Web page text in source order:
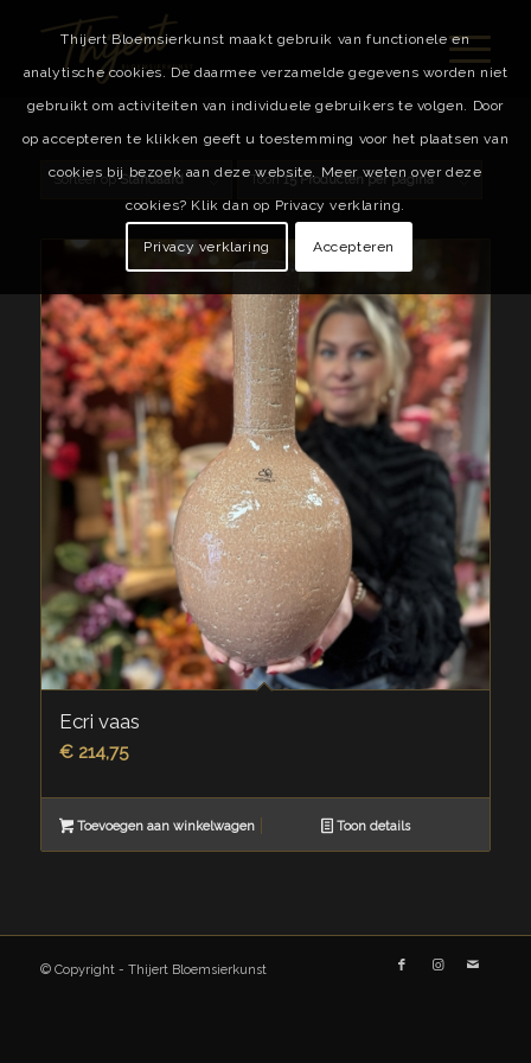
Sorteer opStandaard Toon15 Producten per pagina
Ecri vaas
€214,75
Toevoegen aan winkelwagen Toon details
© Copyright - Thijert Bloemsierkunst
Thijert Bloemsierkunst maakt gebruik van functionele en
analytische cookies. De daarmee verzamelde gegevens worden niet
gebruikt om activiteiten van individuele gebruikers te volgen. Door
op accepteren te klikken geeft u toestemming voor het plaatsen van
cookies bij bezoek aan deze website. Meer weten over deze
cookies? Klik dan op Privacy verklaring.
Privacy verklaring Accepteren